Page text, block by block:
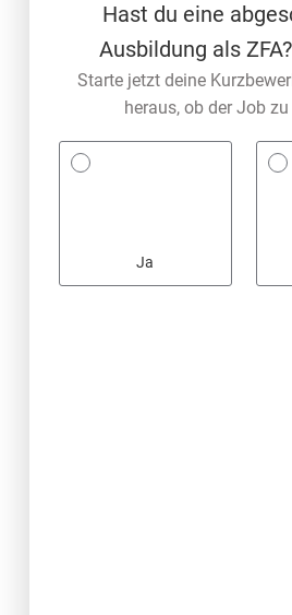
Hast du eine
Ausbildung als
Starte jetzt deine
heraus, ob der Job
Ja